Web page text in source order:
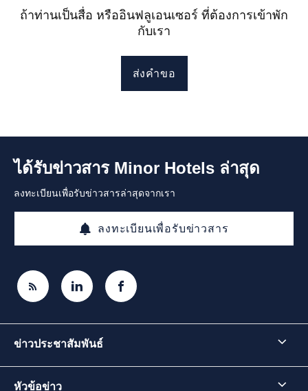
ถ้าท่านเป็นสื่อ หรืออินฟลูเอนเซอร์ ที่ต้องการเข้าพัก
กับเรา
ส่งคำขอ
ได้รับข่าวสาร Minor Hotels ล่าสุด
ลงทะเบียนเพื่อรับข่าวสารล่าสุดจากเรา
ลงทะเบียนเพื่อรับข่าวสาร
ข่าวประชาสัมพันธ์
หัวข้อข่าว